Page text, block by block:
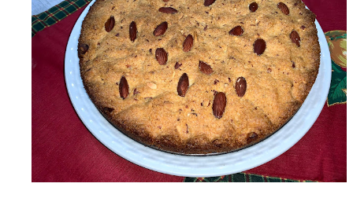
aromi, rendendole ancora più gustose. Ottime da
servire come contorno oppure come antipasto nelle
giornate più calde. Come ottenere zucchine saporite e
ben marinate Per un risultato perfetto: Taglia le
zucchine a fette sottili e dello stesso spessore.
Preriscalda la friggitrice ad aria. Cuocile in più riprese
senza sovrapporle. Condiscile quando sono ancora
tiepide. Lasciale riposare in frigorifero prima di
servirle. Porzioni: 2/3 Tempo di preparazione: circa 15
minuti Tempo di cottura: circa 15 minuti (3 cotture da 5